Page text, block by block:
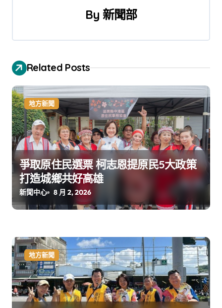
By 新聞部
Related Posts
地方新聞
爭取原住民選票 柯志恩提原民5大政策
打造城鄉共好高雄
新聞中心 8 月 2, 2026
地方新聞